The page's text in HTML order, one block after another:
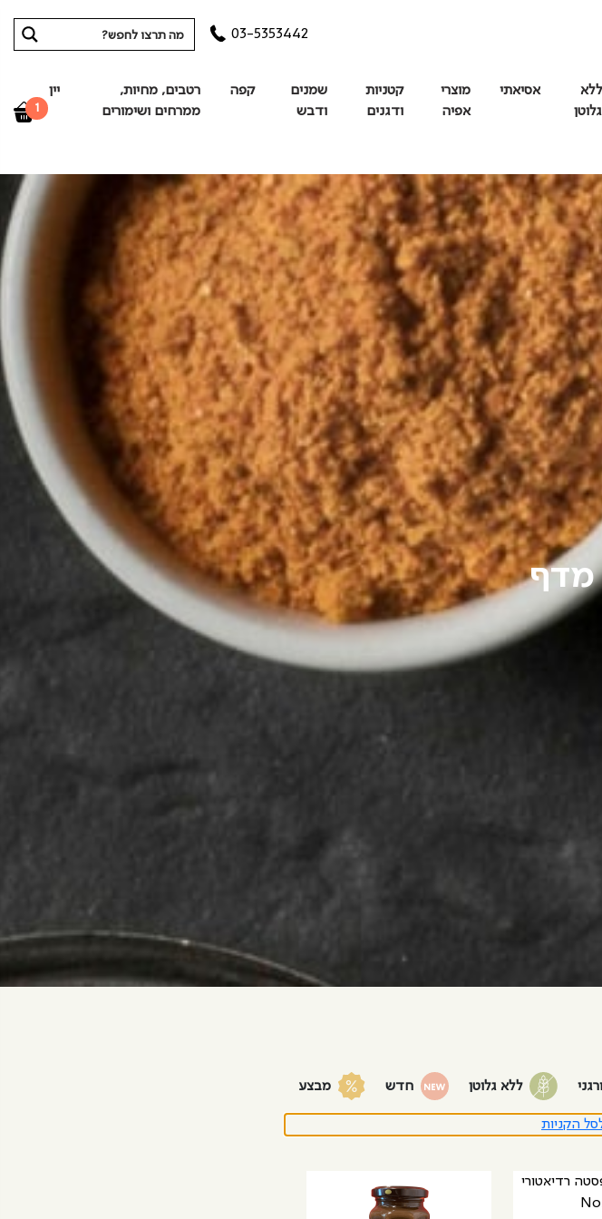
03-5353442
ללא
גלוטן
אסיאתי
מוצרי
אפיה
קטניות
ודגנים
שמנים
ודבש
קפה
רטבים, מחיות,
ממרחים ושימורים
יין
1
מדף
ללא גלוטן חדש מבצע
הקניות